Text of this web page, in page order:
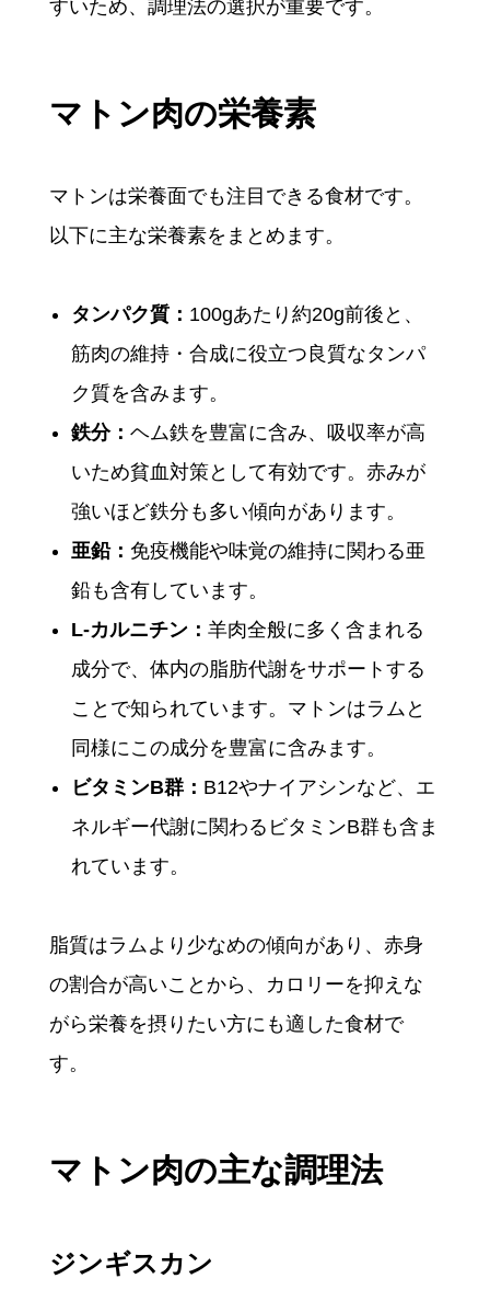
すいため、調理法の選択が重要です。
マトン肉の栄養素
マトンは栄養面でも注目できる食材です。
以下に主な栄養素をまとめます。
タンパク質： 100gあたり約20g前後と、
筋肉の維持・合成に役立つ良質なタンパ
ク質を含みます。
鉄分： ヘム鉄を豊富に含み、吸収率が高
いため貧血対策として有効です。赤みが
強いほど鉄分も多い傾向があります。
亜鉛： 免疫機能や味覚の維持に関わる亜
鉛も含有しています。
L-カルニチン： 羊肉全般に多く含まれる
成分で、体内の脂肪代謝をサポートする
ことで知られています。マトンはラムと
同様にこの成分を豊富に含みます。
ビタミンB群： B12やナイアシンなど、エ
ネルギー代謝に関わるビタミンB群も含ま
れています。
脂質はラムより少なめの傾向があり、赤身
の割合が高いことから、カロリーを抑えな
がら栄養を摂りたい方にも適した食材で
す。
マトン肉の主な調理法
ジンギスカン